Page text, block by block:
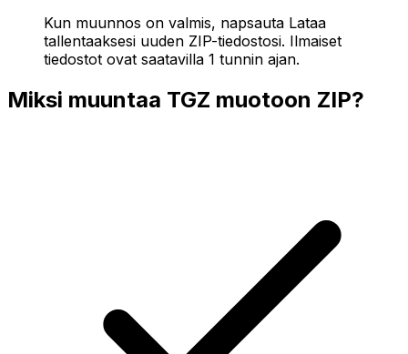
Kun muunnos on valmis, napsauta Lataa
tallentaaksesi uuden ZIP-tiedostosi. Ilmaiset
tiedostot ovat saatavilla 1 tunnin ajan.
Miksi muuntaa TGZ muotoon ZIP?